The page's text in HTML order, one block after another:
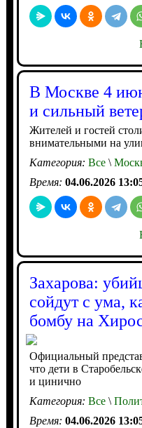
В Москве 4
и сильный
Жителей и гостей
внимательными на
Категория: Все\
Время: 04.06.2026
Захарова:
сойдут с ума,
бомбу на
Официальный
что дети в
и цинично
Категория: Все\
Время: 04.06.2026